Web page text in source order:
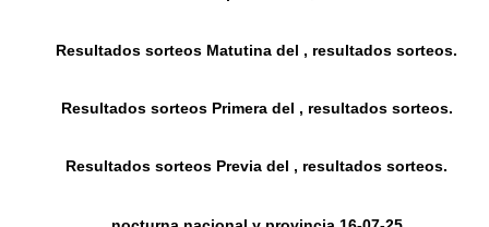
Resultados sorteos Matutina del , resultados sorteos.
Resultados sorteos Primera del , resultados sorteos.
Resultados sorteos Previa del , resultados sorteos.